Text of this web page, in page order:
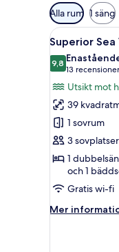
Tillgängliga
filter
för
rum
Alla rum 1 säng
Öppna
alla
foton
för
Superior
Sea
View
5
Superior Sea
9,89,8 av 10
13 recensioner
(13
Utsikt mot
39
1 sovrum
3 sovplatser
1
och 1
Gratis wi-fi
Mer
Mer